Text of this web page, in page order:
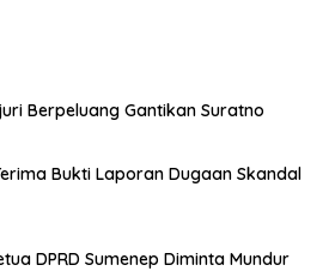
Berpeluang Gantikan Suratno
Bukti Laporan Dugaan Skandal
DPRD Sumenep Diminta Mundur